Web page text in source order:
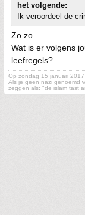
het volgende:
Ik veroordeel de
Zo zo.
Wat is er volgens
leefregels?
Op zondag 15 januari
Als je geen nazi genoemd
zeggen als: "de islam tast